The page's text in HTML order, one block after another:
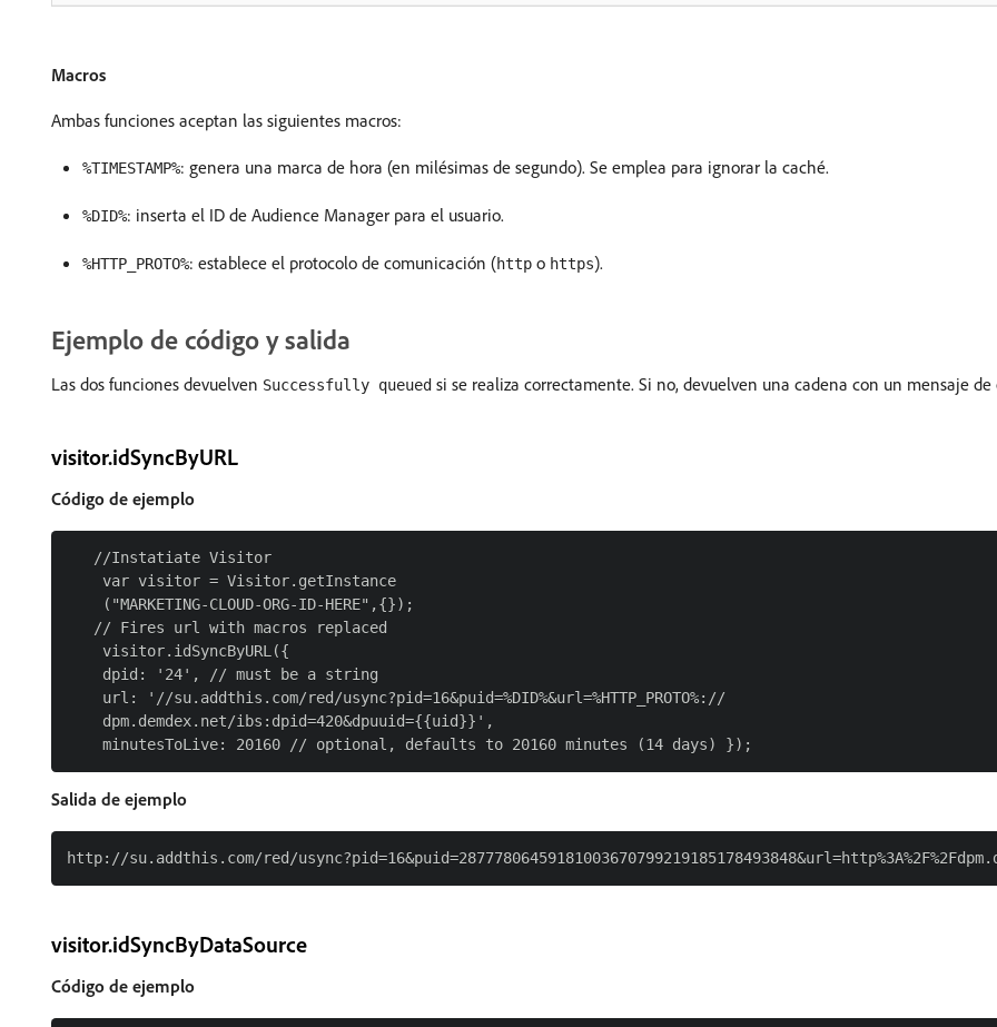
Macros
Ambas funciones aceptan las siguientes macros:
%TIMESTAMP%: genera una marca de hora (en milésimas de segundo). Se emplea para ignorar la caché.
%DID%: inserta el ID de Audience Manager para el usuario.
%HTTP_PROTO%: establece el protocolo de comunicación (http o https).
Ejemplo de código y salida
Las dos funciones devuelven Successfully queued si se realiza correctamente. Si no, devuelven una cadena con un mensaje de
visitor.idSyncByURL
Código de ejemplo
   //Instatiate Visitor
    var visitor = Visitor.getInstance
    ("MARKETING-CLOUD-ORG-ID-HERE",{});
   // Fires url with macros replaced
    visitor.idSyncByURL({
    dpid: '24', // must be a string
    url: '//su.addthis.com/red/usync?pid=16&puid=%DID%&url=%HTTP_PROTO%://
    dpm.demdex.net/ibs:dpid=420&dpuuid={{uid}}',
Salida de ejemplo
visitor.idSyncByDataSource
Código de ejemplo